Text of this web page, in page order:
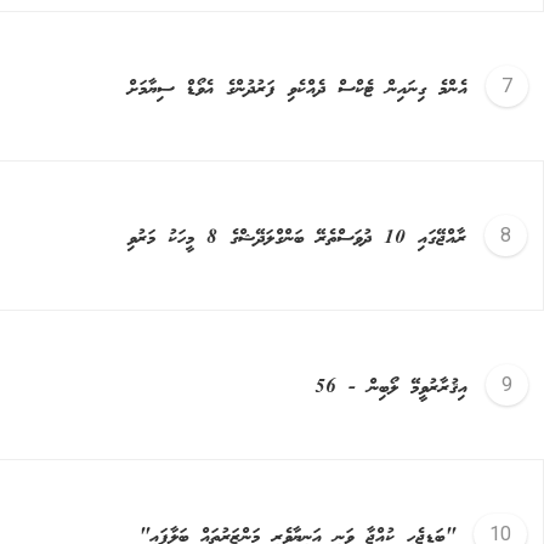
އެންމެ ގިނައިން ޓެކްސް ދެއްކެވި ފަރުދުންގެ އެވޯޑް ސިޔާމަށް
ރާއްޖޭގައި 10 ދުވަސްތެރޭ ބަންގްލަދޭޝްގެ 8 މީހަކު މަރުވި
އިޤުރާރުވީމޭ ލޯބިން - 56
"ބަޑިޖެހި ކުއްޖާ ވަނީ އަނިޔާވެރި މަންޒަރުތައް ބަލާފައި"